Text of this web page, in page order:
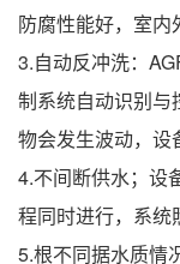
防腐性能好，室内
3.自动反冲洗：
制系统自动识别与
物会发生波动，设
4.不间断供水；设
程同时进行，系统
5.根不同据水质情